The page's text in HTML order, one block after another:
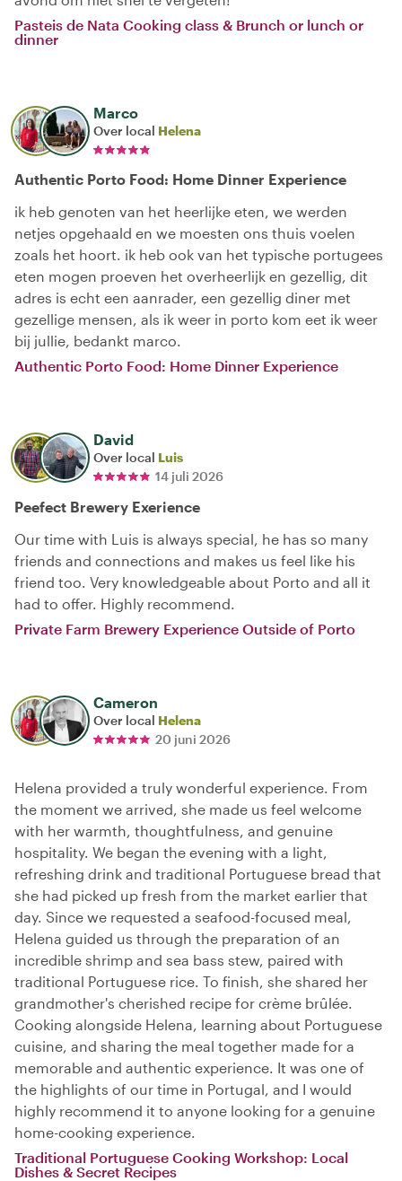
Pasteis de Nata Cooking class & Brunch or lunch or
dinner
Marco
Over local Helena
Authentic Porto Food: Home Dinner Experience
ik heb genoten van het heerlijke eten, we werden
netjes opgehaald en we moesten ons thuis voelen
zoals het hoort. ik heb ook van het typische portugees
eten mogen proeven het overheerlijk en gezellig, dit
adres is echt een aanrader, een gezellig diner met
gezellige mensen, als ik weer in porto kom eet ik weer
bij jullie, bedankt marco.
Authentic Porto Food: Home Dinner Experience
David
Over local Luis
14 juli 2026
Peefect Brewery Exerience
Our time with Luis is always special, he has so many
friends and connections and makes us feel like his
friend too. Very knowledgeable about Porto and all it
had to offer. Highly recommend.
Private Farm Brewery Experience Outside of Porto
Cameron
Over local Helena
20 juni 2026
Helena provided a truly wonderful experience. From
the moment we arrived, she made us feel welcome
with her warmth, thoughtfulness, and genuine
hospitality. We began the evening with a light,
refreshing drink and traditional Portuguese bread that
she had picked up fresh from the market earlier that
day. Since we requested a seafood-focused meal,
Helena guided us through the preparation of an
incredible shrimp and sea bass stew, paired with
traditional Portuguese rice. To finish, she shared her
grandmother's cherished recipe for crème brûlée.
Cooking alongside Helena, learning about Portuguese
cuisine, and sharing the meal together made for a
memorable and authentic experience. It was one of
the highlights of our time in Portugal, and I would
highly recommend it to anyone looking for a genuine
home-cooking experience.
Traditional Portuguese Cooking Workshop: Local
Dishes & Secret Recipes